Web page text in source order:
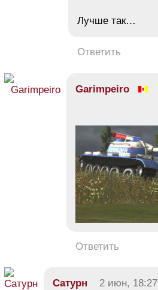
Лучше так…
Ответить
Garimpeiro
Ответить
Сатурн 2 июн, 18:27